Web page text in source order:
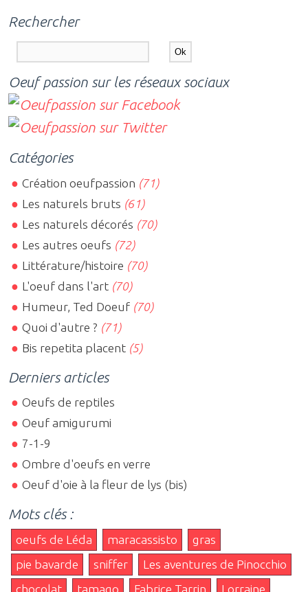
Rechercher
Oeuf passion sur les réseaux sociaux
Catégories
Création oeufpassion (71)
Les naturels bruts (61)
Les naturels décorés (70)
Les autres oeufs (72)
Littérature/histoire (70)
L'oeuf dans l'art (70)
Humeur, Ted Doeuf (70)
Quoi d'autre ? (71)
Bis repetita placent (5)
Derniers articles
Oeufs de reptiles
Oeuf amigurumi
7-1-9
Ombre d'oeufs en verre
Oeuf d'oie à la fleur de lys (bis)
Mots clés :
oeufs de Léda maracassisto
gras
pie bavarde
sniffer
Les aventures de Pinocchio
chocolat
tamago Fabrice Tarrin
Lorraine